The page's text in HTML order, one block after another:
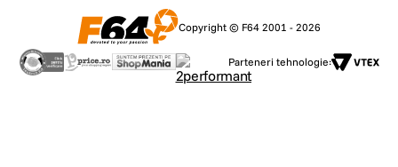
Copyright © F64 2001 - 2026
Parteneri tehnologie: